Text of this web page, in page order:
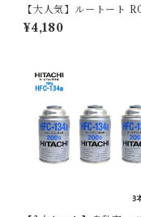
【大人気】ルートート
OTE SN.スクエア
DDY-A 1128 BUDDY-B
カラビナ 雨の日 ショル
ートバッグ おしゃれ シンプル
レディース メンズ 母の
ゼント 734012
¥4,180